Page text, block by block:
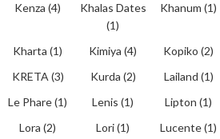
Kenza(4)
Khalas Dates
(1)
Khanum(1)
Kharta(1) Kimiya(4) Kopiko(2)
KRETA (3) Kurda (2) Lailand (1)
Le Phare(1) Lenis(1) Lipton(1)
Lora(2) Lori(1) Lucente(1)